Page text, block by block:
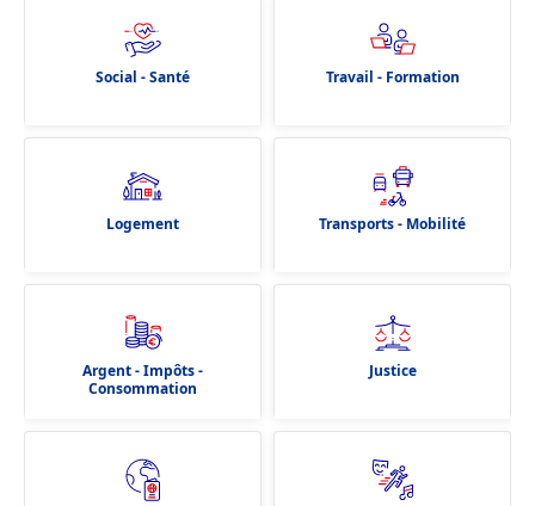
Social - Santé Travail - Formation
Logement Transports - Mobilité
Argent - Impôts -
Consommation
Justice